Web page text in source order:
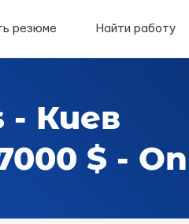
резюме Найти работу
- Киев
$ -